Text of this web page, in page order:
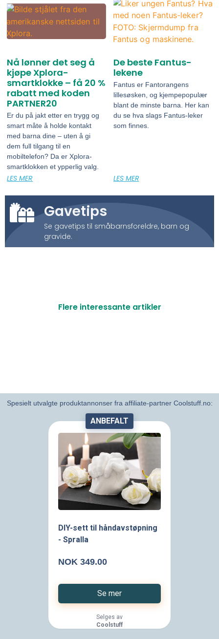
Nå lønner det seg å
kjøpe Xplora-
smartklokke – få 20 %
rabatt med koden
PARTNER20
Er du på jakt etter en trygg og
smart måte å holde kontakt
med barna dine – uten å gi
dem full tilgang til en
mobiltelefon? Da er Xplora-
smartklokken et ypperlig valg.
LES MER
De beste Fantus-
lekene
Fantus er Fantorangens
lillesøsken, og kjempepopulær
blant de minste barna. Her kan
du se hva slags Fantus-leker
som finnes.
LES MER
Gavetips
Se gavetips til småbarnsforeldre, barn og
gravide.
Flere interessante artikler
Spesielt utvalgte produktannonser fra affiliate-partner Coolstuff.no:
ANBEFALT
DIY-sett til håndavstøpning
- Spralla
NOK 349.00
Se mer
Selges av
Coolstuff